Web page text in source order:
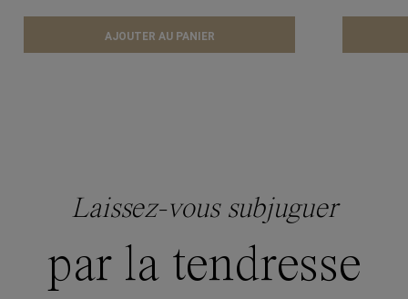
AJOUTER AU PANIER
Laissez-vous subjuguer
par la tendresse